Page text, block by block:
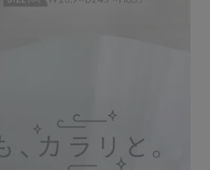
。
引き出しもスムーズ。